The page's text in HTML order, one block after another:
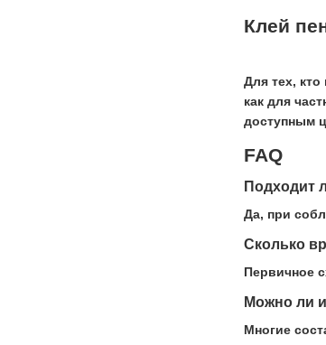
Клей
Для тех,
как для
доступным
FAQ
Подходит
Да, при
Сколько
Первичное
Можно ли
Многие